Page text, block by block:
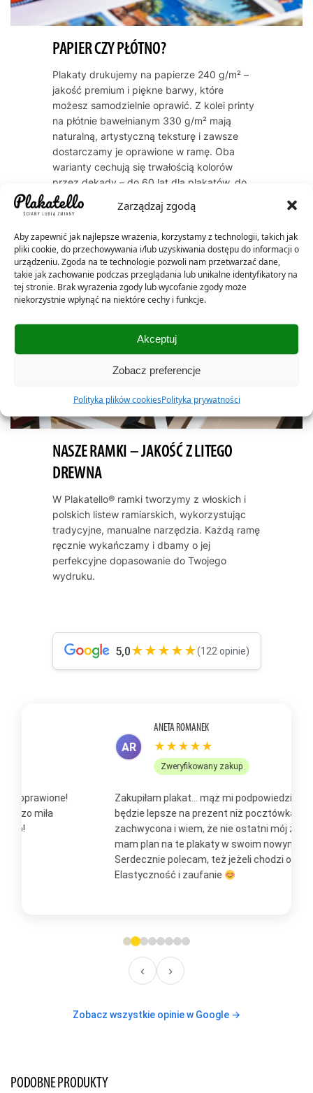
Zarządzaj zgodą
Aby zapewnić jak najlepsze wrażenia, korzystamy z technologii, takich jak
pliki cookie, do przechowywania i/lub uzyskiwania dostępu do informacji o
urządzeniu. Zgoda na te technologie pozwoli nam przetwarzać dane,
takie jak zachowanie podczas przeglądania lub unikalne identyfikatory na
tej stronie. Brak wyrażenia zgody lub wycofanie zgody może
niekorzystnie wpłynąć na niektóre cechy i funkcje.
Akceptuj
Zobacz preferencje
Polityka plików cookiesPolityka prywatności
PAPIER CZY PŁÓTNO?
Plakaty drukujemy na papierze 240 g/m² –
jakość premium i piękne barwy, które
możesz samodzielnie oprawić. Z kolei printy
na płótnie bawełnianym 330 g/m² mają
naturalną, artystyczną teksturę i zawsze
dostarczamy je oprawione w ramę. Oba
warianty cechują się trwałością kolorów
przez dekady – do 60 lat dla plakatów, do
200 lat dla płócien.
NASZE RAMKI – JAKOŚĆ Z LITEGO
DREWNA
W Plakatello® ramki tworzymy z włoskich i
polskich listew ramiarskich, wykorzystując
tradycyjne, manualne narzędzia. Każdą ramę
ręcznie wykańczamy i dbamy o jej
perfekcyjne dopasowanie do Twojego
wydruku.
5,0★★★★★(122 opinie)
★★★★★
Zweryfikowany zakup
Zakupiłam plakat... mąż mi podpowiedział, że to
będzie lepsze na prezent niż pocztówka. Jestem
zachwycona i wiem, że nie ostatni mój zakup, bo już
mam plan na te plakaty w swoim nowym domu
Serdecznie polecam, też jeżeli chodzi o kontakt.
Elastyczność i zaufanie
‹ ›
Zobacz wszystkie opinie w Google →
PODOBNE PRODUKTY